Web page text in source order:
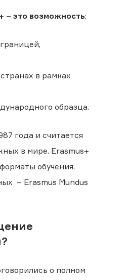
– это возможность:
в рамках
образца.
года и считается
в мире. Erasmus+
обучения.
– Erasmus Mundus
о полном